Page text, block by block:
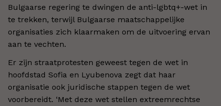
Bulgaarse regering te dwingen de anti-lgbtq+-wet in
te trekken, terwijl Bulgaarse maatschappelijke
organisaties zich klaarmaken om de uitvoering ervan
aan te vechten.
Er zijn straatprotesten geweest tegen de wet in
hoofdstad Sofia en Lyubenova zegt dat haar
organisatie ook juridische stappen tegen de wet
voorbereidt. ‘Met deze wet stellen extreemrechtse